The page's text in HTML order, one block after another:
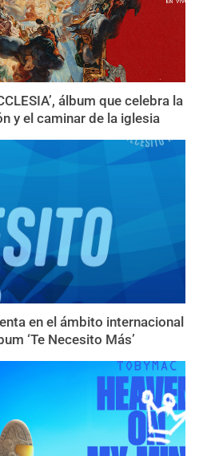
álbum que celebra la
y el caminar de la iglesia
en el ámbito internacional
‘Te Necesito Más’